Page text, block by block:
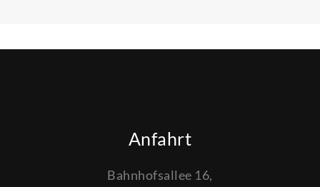
Anfahrt
Bahnhofsallee 16,